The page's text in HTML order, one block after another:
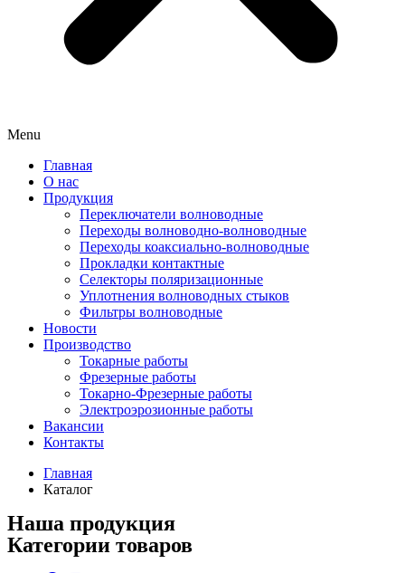
Menu
Главная
О нас
Продукция
Переключатели волноводные
Переходы волноводно-волноводные
Переходы коаксиально-волноводные
Прокладки контактные
Селекторы поляризационные
Уплотнения волноводных стыков
Фильтры волноводные
Новости
Производство
Токарные работы
Фрезерные работы
Токарно-Фрезерные работы
Электроэрозионные работы
Вакансии
Контакты
Главная
Каталог
Наша продукция
Категории товаров